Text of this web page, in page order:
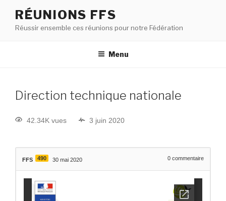
RÉUNIONS FFS
Réussir ensemble ces réunions pour notre Fédération
Menu
Direction technique nationale
42.34K vues 3 juin 2020
FFS 490 30 mai 2020 0 commentaire